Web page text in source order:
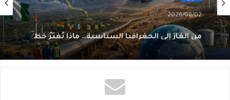
2026/08/02
من الغاز إلى الجغرافيا السياسية… ماذا يُغيّرُ خط
نيجيريا–المغرب؟